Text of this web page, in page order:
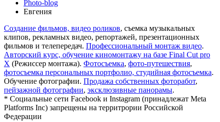
Photo-blog
Евгения
Создание фильмов, видео роликов, съемка музыкальных
клипов, рекламных видео, репортажей, презентационных
фильмов и телепередач. Профессиональный монтаж видео.
Авторский курс, обучение киномонтажу на базе Final Cut pro
X (Режиссер монтажа). Фотосъемка, фото-путешествия,
фотосъемка персональных портфолио, студийная фотосъемка.
Обучение фотографии. Продажа собственных фоторабот,
пейзажной фотографии, эксклюзивные панорамы.
* Cоциальные сети Facebook и Instagram (принадлежат Meta
Platforms Inc) запрещены на территрории Российской
Федерации